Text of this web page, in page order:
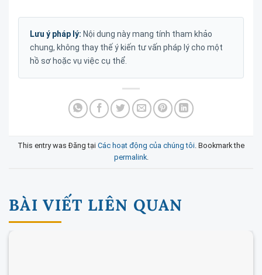
Lưu ý pháp lý: Nội dung này mang tính tham khảo
chung, không thay thế ý kiến tư vấn pháp lý cho một
hồ sơ hoặc vụ việc cụ thể.
This entry was Đăng tại Các hoạt động của chúng tôi . Bookmark the
permalink.
BÀI VIẾT LIÊN QUAN